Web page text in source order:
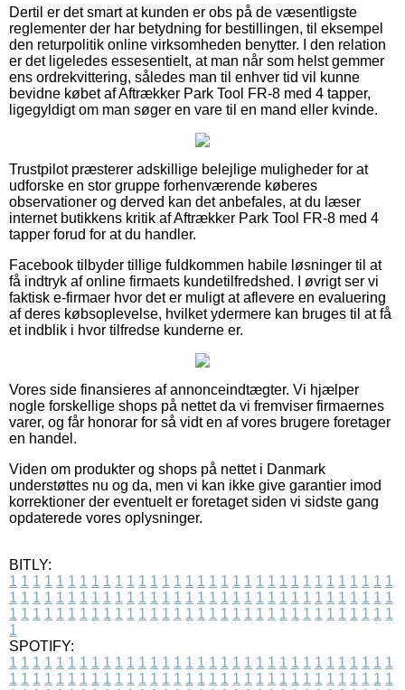
Dertil er det smart at kunden er obs på de væsentligste
reglementer der har betydning for bestillingen, til eksempel
den returpolitik online virksomheden benytter. I den relation
er det ligeledes essesentielt, at man når som helst gemmer
ens ordrekvittering, således man til enhver tid vil kunne
bevidne købet af Aftrækker Park Tool FR-8 med 4 tapper,
ligegyldigt om man søger en vare til en mand eller kvinde.
Trustpilot præsterer adskillige belejlige muligheder for at
udforske en stor gruppe forhenværende køberes
observationer og derved kan det anbefales, at du læser
internet butikkens kritik af Aftrækker Park Tool FR-8 med 4
tapper forud for at du handler.
Facebook tilbyder tillige fuldkommen habile løsninger til at
få indtryk af online firmaets kundetilfredshed. I øvrigt ser vi
faktisk e-firmaer hvor det er muligt at aflevere en evaluering
af deres købsoplevelse, hvilket ydermere kan bruges til at få
et indblik i hvor tilfredse kunderne er.
Vores side finansieres af annonceindtægter. Vi hjælper
nogle forskellige shops på nettet da vi fremviser firmaernes
varer, og får honorar for så vidt en af vores brugere foretager
en handel.
Viden om produkter og shops på nettet i Danmark
understøttes nu og da, men vi kan ikke give garantier imod
korrektioner der eventuelt er foretaget siden vi sidste gang
opdaterede vores oplysninger.
BITLY:
1 1 1 1 1 1 1 1 1 1 1 1 1 1 1 1 1 1 1 1 1 1 1 1 1 1 1 1 1 1 1 1 1
1 1 1 1 1 1 1 1 1 1 1 1 1 1 1 1 1 1 1 1 1 1 1 1 1 1 1 1 1 1 1 1 1
1 1 1 1 1 1 1 1 1 1 1 1 1 1 1 1 1 1 1 1 1 1 1 1 1 1 1 1 1 1 1 1 1
1
SPOTIFY:
1 1 1 1 1 1 1 1 1 1 1 1 1 1 1 1 1 1 1 1 1 1 1 1 1 1 1 1 1 1 1 1 1
1 1 1 1 1 1 1 1 1 1 1 1 1 1 1 1 1 1 1 1 1 1 1 1 1 1 1 1 1 1 1 1 1